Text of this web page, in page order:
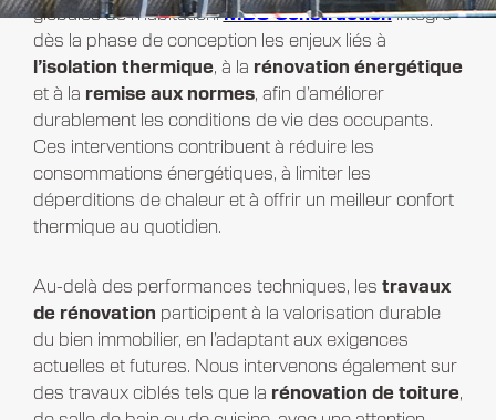
globales de l’habitation.MBG Constructionintègre
dès la phase de conception les enjeux liés à
l’isolation thermique, à la rénovation énergétique
et à la remise aux normes, afin d’améliorer
durablement les conditions de vie des occupants.
Ces interventions contribuent à réduire les
consommations énergétiques, à limiter les
déperditions de chaleur et à offrir un meilleur confort
thermique au quotidien.
Au-delà des performances techniques, les travaux
de rénovation participent à la valorisation durable
du bien immobilier, en l’adaptant aux exigences
actuelles et futures. Nous intervenons également sur
des travaux ciblés tels que la rénovation de toiture,